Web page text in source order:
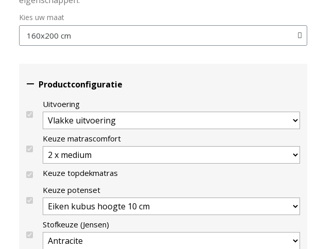
Kies uw maat
 Productconfiguratie
Uitvoering
Keuze matrascomfort
Keuze topdekmatras
Keuze potenset
Stofkeuze (Jensen)